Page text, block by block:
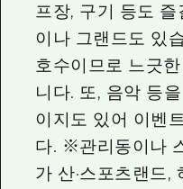
프장, 구기 등도
이나 그랜드도 있
호수이므로 느긋
니다. 또, 음악 등
이지도 있어 이벤
다. ※관리동이나
가 산·스포츠랜드,